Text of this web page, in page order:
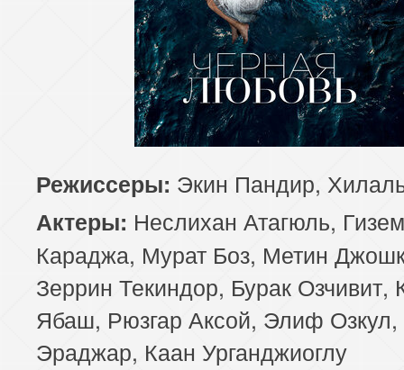
74 серия
75 серия
78 серия
79 серия
82 серия
83 серия
86 серия
87 серия
91 серия
93 серия
94 серия
95 серия
97 серия
98 серия 99 серия
101 серия
102 серия 103 серия
Режиссеры: Экин Пандир,
Актеры: Неслихан Атагюль, Гизем
Караджа, Мурат Боз, Метин
Зеррин Текиндор, Бурак Озчивит,
Ябаш, Рюзгар Аксой, Элиф Озкул,
Эраджар, Каан Урганджиоглу